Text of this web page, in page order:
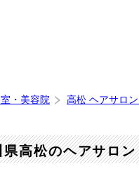
・美容院 高松 ヘアサロ
高松のヘアサロ